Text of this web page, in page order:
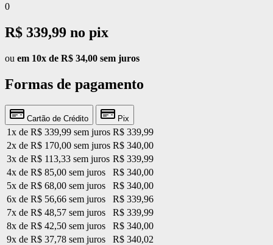
0
R$ 339,99 no pix
ou em 10x de R$ 34,00 sem juros
Formas de pagamento
Cartão de Crédito Pix
1x de R$ 339,99 sem juros R$ 339,99
2x de R$ 170,00 sem juros R$ 340,00
3x de R$ 113,33 sem juros R$ 339,99
4x de R$ 85,00 sem juros
R$ 340,00
5x de R$ 68,00 sem juros
R$ 340,00
6x de R$ 56,66 sem juros
R$ 339,96
7x de R$ 48,57 sem juros
R$ 339,99
8x de R$ 42,50 sem juros
R$ 340,00
9x de R$ 37,78 sem juros
R$ 340,02